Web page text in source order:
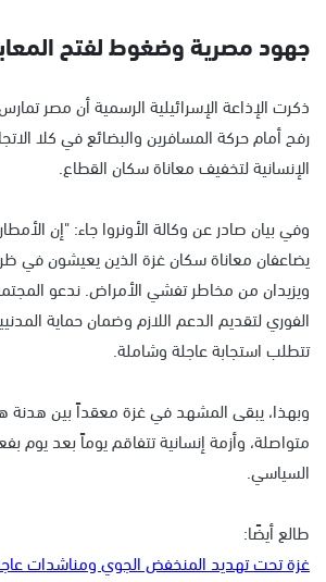
جهود مصرية وضغوط لفتح
ذكرت الإذاعة الإسرائيلية الرسمية أن مصر
رفح أمام حركة المسافرين والبضائع في كلا
الإنسانية لتخفيف معاناة سكان القطاع.
وفي بيان صادر عن وكالة الأونروا جاء: "إن
يضاعفان معاناة سكان غزة الذين يعيشون في
ويزيدان من مخاطر تفشي الأمراض. ندعو
الفوري لتقديم الدعم اللازم وضمان حماية
تتطلب استجابة عاجلة وشاملة.
وبهذا، يبقى المشهد في غزة معقداً بين هدنة
متواصلة، وأزمة إنسانية تتفاقم يوماً بعد يوم
السياسي.
طالع أيضًا:
غزة تحت تهديد المنخفض الجوي ومناشدات